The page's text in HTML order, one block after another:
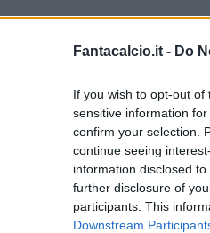
Fantacalcio.it - Do
If you wish to opt-out
sensitive information
confirm your selection.
continue seeing
information disclosed
further disclosure of
participants. This
Downstream